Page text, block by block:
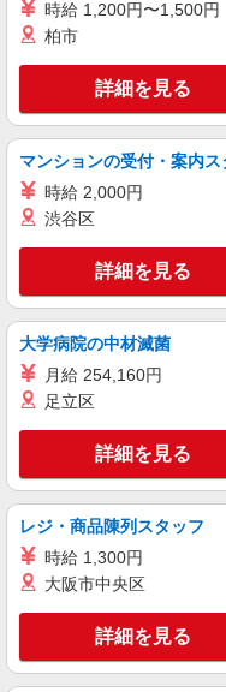
キープ
日研トータルソーシング株
時給
福
アルバイト パート 派遣社員
日研トータルソーシング株
ス【看護助手】
時給
幅は経
福島
川」駅
キープ
パート 派遣社員
日研トータルソーシング株
ス【看護助手】
時給 1,200円〜1,500円
柏市
詳細を見る
マンションの受付・案内ス
時給 2,000円
渋谷区
詳細を見る
大学病院の中材滅菌
月給 254,160円
足立区
詳細を見る
レジ・商品陳列スタッフ
時給 1,300円
大阪市中央区
詳細を見る